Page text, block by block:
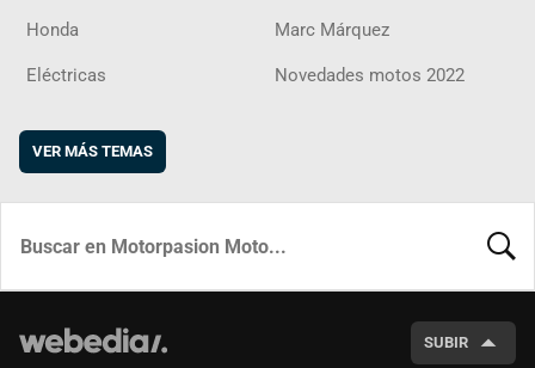
Honda Marc Márquez
Eléctricas Novedades motos 2022
VER MÁS TEMAS
SUBIR